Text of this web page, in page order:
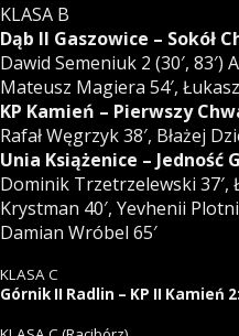
KLASA B
Dąb II Gaszowice – Sokół
Dawid Semeniuk 2 (30′, 83′)
Mateusz Magiera 54′,
KP Kamień – Pierwszy
Rafał Węgrzyk 38′, Błażej
Unia Książenice – Jedność
Dominik Trzetrzelewski 37′,
Krystman 40′, Yevhenii
Damian Wróbel 65′
KLASA C
Górnik II Radlin – KP II Kamień